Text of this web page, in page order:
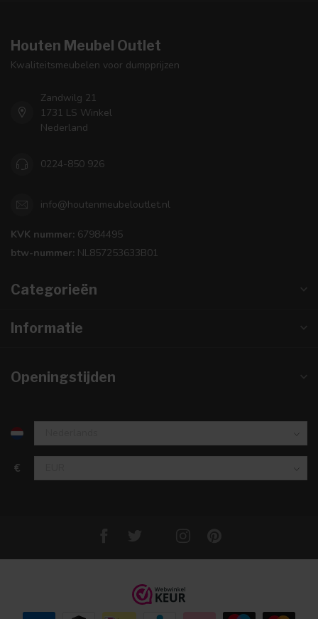
Houten Meubel Outlet
Kwaliteitsmeubelen voor dumpprijzen
Zandwilg 21
1731 LS Winkel
Nederland
0224-850 926
info@houtenmeubeloutlet.nl
KVK nummer: 67984495
btw-nummer: NL857253633B01
Categorieën
Informatie
Openingstijden
€